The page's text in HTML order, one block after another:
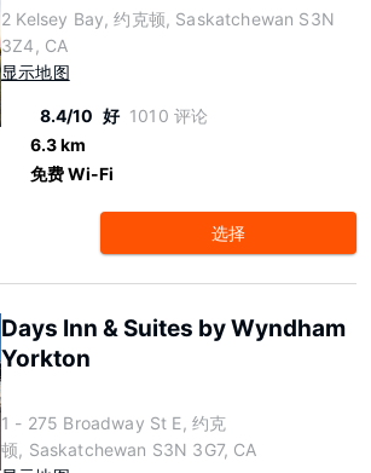
2 Kelsey Bay, 约克顿, Saskatchewan S3N
3Z4, CA
显示地图
8.4/10 好 1010 评论
6.3 km
免费 Wi-Fi
选择
Days Inn & Suites by Wyndham
Yorkton
1 - 275 Broadway St E, 约克
顿, Saskatchewan S3N 3G7, CA